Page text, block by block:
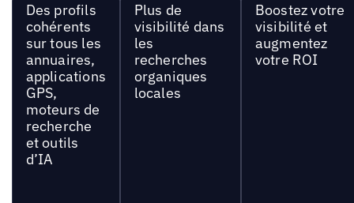
Des profils
cohérents
sur tous les
annuaires,
applications
GPS,
moteurs de
recherche
et outils
d’IA
Plus de
visibilité dans
les
recherches
organiques
locales
Boostez votre
visibilité et
augmentez
votre ROI